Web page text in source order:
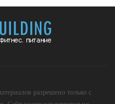
разрешено только с